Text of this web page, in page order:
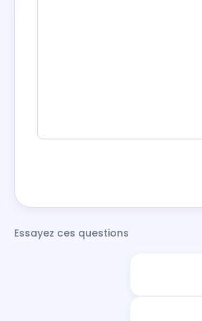
Essayez ces questions